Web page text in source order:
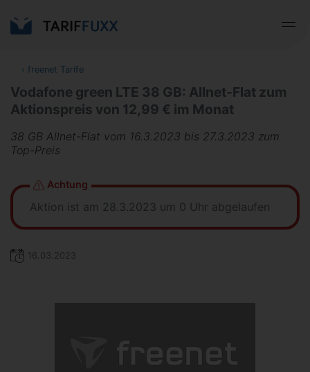
‹ freenet Tarife
Vodafone green LTE 38 GB: Allnet-Flat zum
Aktionspreis von 12,99 € im Monat
38 GB Allnet-Flat vom 16.3.2023 bis 27.3.2023 zum
Top-Preis
Achtung
Aktion ist am 28.3.2023 um 0 Uhr abgelaufen
16.03.2023